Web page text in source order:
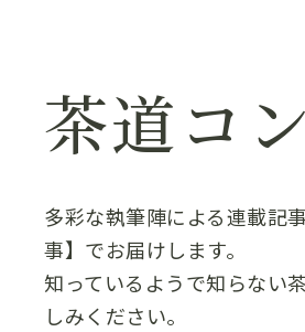
茶道コ
多彩な執筆陣による連載記
事】でお届けします。
知っているようで知らない
しみください。